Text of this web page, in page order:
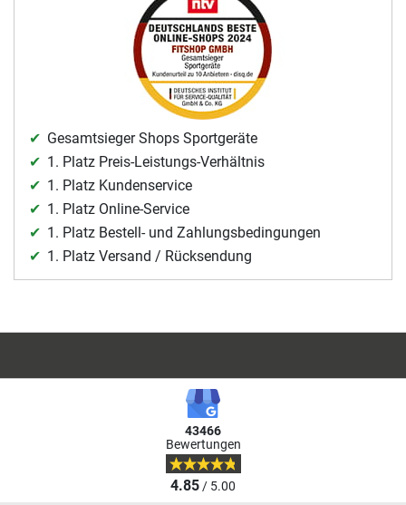
Gesamtsieger Shops Sportgeräte
1. Platz Preis-Leistungs-Verhältnis
1. Platz Kundenservice
1. Platz Online-Service
1. Platz Bestell- und Zahlungsbedingungen
1. Platz Versand / Rücksendung
43466
Bewertungen
4.85/ 5.00